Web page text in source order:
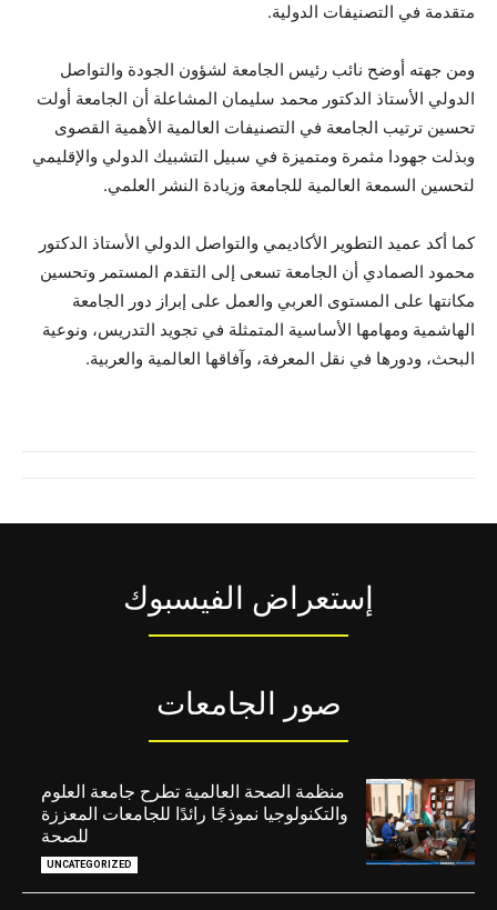
متقدمة في التصنيفات الدولية.
ومن جهته أوضح نائب رئيس الجامعة لشؤون الجودة والتواصل
الدولي الأستاذ الدكتور محمد سليمان المشاعلة أن الجامعة أولت
تحسين ترتيب الجامعة في التصنيفات العالمية الأهمية القصوى
وبذلت جهودا مثمرة ومتميزة في سبيل التشبيك الدولي والإقليمي
لتحسين السمعة العالمية للجامعة وزيادة النشر العلمي.
كما أكد عميد التطوير الأكاديمي والتواصل الدولي الأستاذ الدكتور
محمود الصمادي أن الجامعة تسعى إلى التقدم المستمر وتحسين
مكانتها على المستوى العربي والعمل على إبراز دور الجامعة
الهاشمية ومهامها الأساسية المتمثلة في تجويد التدريس، ونوعية
البحث، ودورها في نقل المعرفة، وآفاقها العالمية والعربية.
إستعراض الفيسبوك
صور الجامعات
منظمة الصحة العالمية تطرح جامعة العلوم
والتكنولوجيا نموذجًا رائدًا للجامعات المعززة
للصحة
UNCATEGORIZED